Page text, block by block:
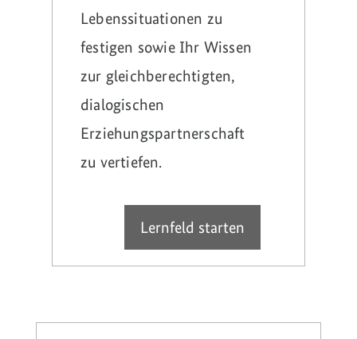
Lebenssituationen zu
festigen sowie Ihr Wissen
zur gleichberechtigten,
dialogischen
Erziehungspartnerschaft
zu vertiefen.